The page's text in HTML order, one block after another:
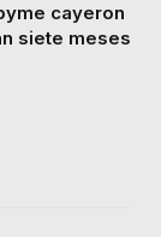
cayeron
siete meses